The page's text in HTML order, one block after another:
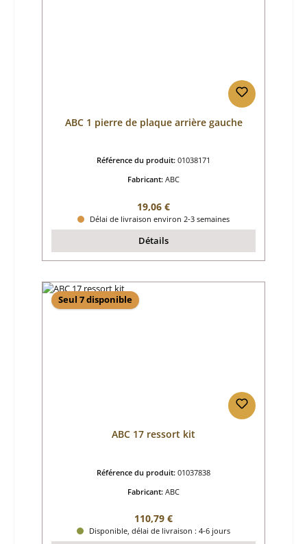
ABC 1 pierre de plaque arrière gauche
Référence du produit: 01038171
Fabricant: ABC
Prix régulier :
19,06 €
Délai de livraison environ 2-3 semaines
Détails
Seul 7 disponible
ABC 17 ressort kit
Référence du produit: 01037838
Fabricant: ABC
Prix régulier :
110,79 €
Disponible, délai de livraison : 4-6 jours